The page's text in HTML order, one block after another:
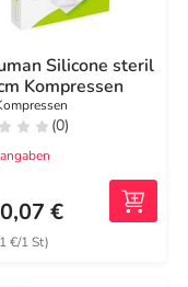
Silicone steril
Kompressen
(0)
€
€/1 St)